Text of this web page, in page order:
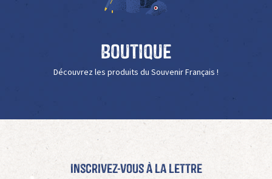
Boutique
Découvrez les produits du Souvenir Français !
Inscrivez-vous à La Lettre